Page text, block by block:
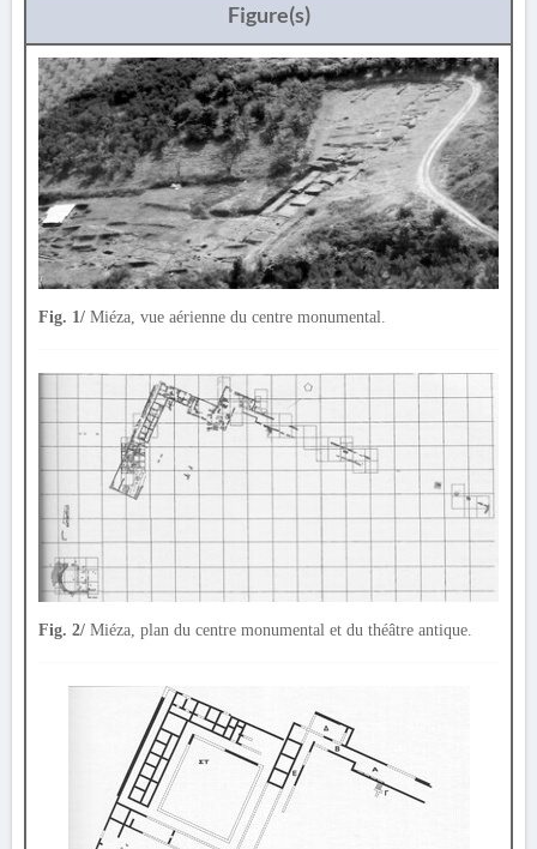
Figure(s)
Fig. 1/ Miéza, vue aérienne du centre monumental.
Fig. 2/ Miéza, plan du centre monumental et du théâtre antique.